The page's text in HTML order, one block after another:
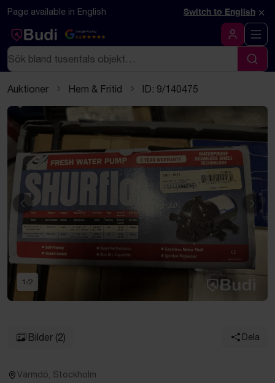
Hoppa till innehåll
Textbaserad (markdown) version av denna sida
Page available in English Switch to English ×
Google Rating
4.5
Logga in
Sök
Sök
Auktioner Hem & Fritid ID: 9/140475
Föregående
1 /2
Bilder (2) Dela
Värmdö, Stockholm